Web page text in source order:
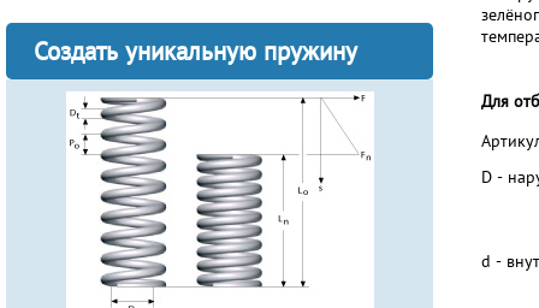
Создать уникальную пружину
Для
D -
d -